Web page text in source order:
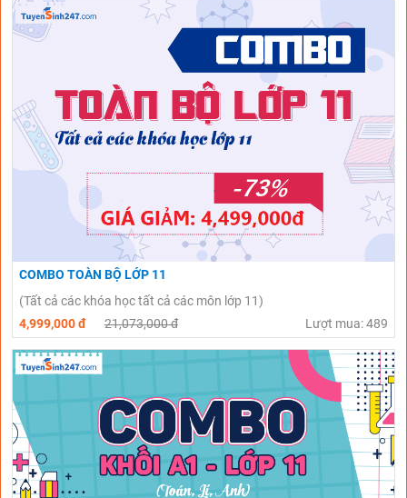
COMBO TOÀN BỘ LỚP 11
(Tất cả các khóa học tất cả các môn lớp 11)
4,999,000 đ
21,073,000 đ Lượt mua: 489